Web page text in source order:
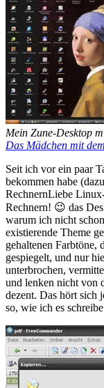
Mein Zune-Desktop
Das Mädchen mit
Seit ich vor ein paar
bekommen habe
RechnernLiebe
Rechnern! 😉 das
warum ich nicht
existierende Theme
gehaltenen Farbtöne,
gespiegelt, und nur
unterbrochen,
und lenken nicht von
dezent. Das hört sich
so, wie ich es